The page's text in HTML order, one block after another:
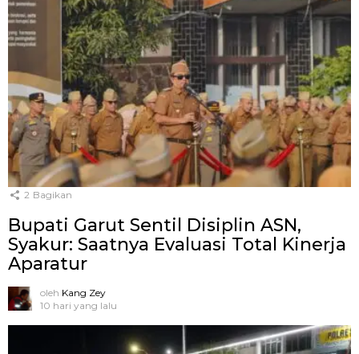
2 Bagikan
Bupati Garut Sentil Disiplin ASN,
Syakur: Saatnya Evaluasi Total Kinerja
Aparatur
oleh Kang Zey
10 hari yang lalu